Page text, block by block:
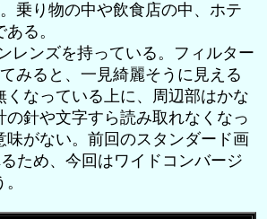
乗り物の中や飲食店の中、ホテ
る。
レンズを持っている。フィルター
みると、一見綺麗そうに見える
なっている上に、周辺部はかな
針や文字すら読み取れなくなっ
がない。前回のスタンダード画
ため、今回はワイドコンバージ